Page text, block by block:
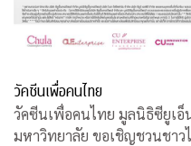
วัคซีนเพื่อคนไทย
วัคซีนเพื่อคนไทย มูลนิธิซียูเอ็
มหาวิทยาลัย ขอเชิญชวนชาว